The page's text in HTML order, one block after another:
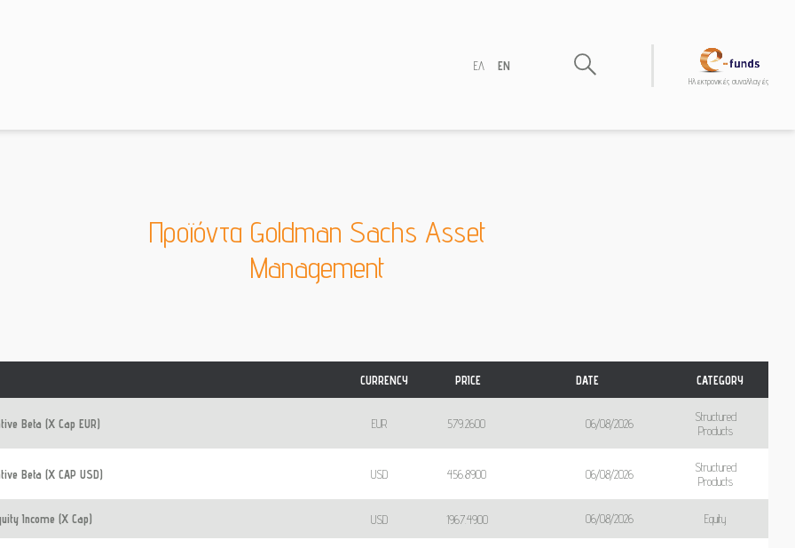
ΕΛ EN
Hλεκτρονικές συναλλαγές
Προϊόντα Goldman Sachs Asset
Management
CURRENCY PRICE DATE CATEGORY
Beta (X Cap EUR) EUR 579.2600 06/08/2026
Structured
Products
Beta (X CAP USD) USD 456.8900 06/08/2026
Structured
Products
Income (X Cap) USD 1967.4900 06/08/2026 Equity